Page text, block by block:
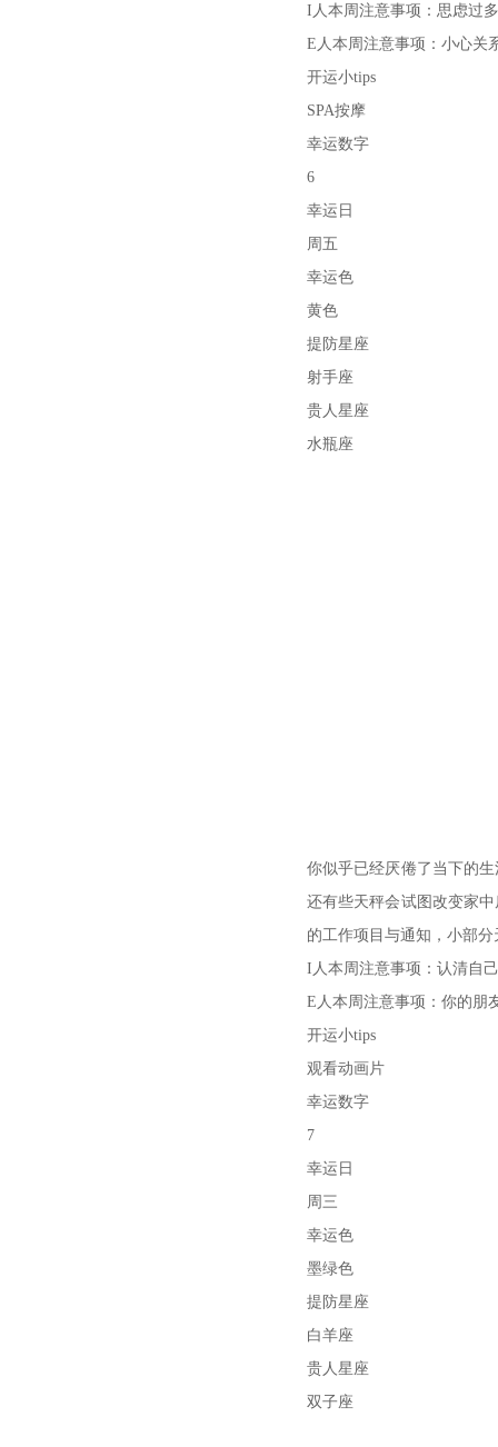
I人本周注意事项：思虑过
E人本周注意事项：小心关
开运小tips
SPA按摩
幸运数字
6
幸运日
周五
幸运色
黄色
提防星座
射手座
贵人星座
水瓶座
你似乎已经厌倦了当下的
还有些天秤会试图改变家
的工作项目与通知，小部
I人本周注意事项：认清自
E人本周注意事项：你的朋
开运小tips
观看动画片
幸运数字
7
幸运日
周三
幸运色
墨绿色
提防星座
白羊座
贵人星座
双子座